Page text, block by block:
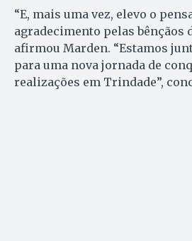
“E, mais uma vez, elevo o
agradecimento pelas bênçãos
afirmou Marden. “Estamos
para uma nova jornada de
realizações em Trindade”,